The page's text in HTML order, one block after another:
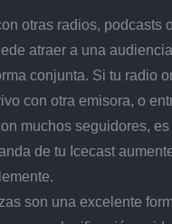
otras radios, podcasts
atraer a una
conjunta. Si tu radio
con otra emisora, o
muchos seguidores,
de tu Icecast
son una excelente